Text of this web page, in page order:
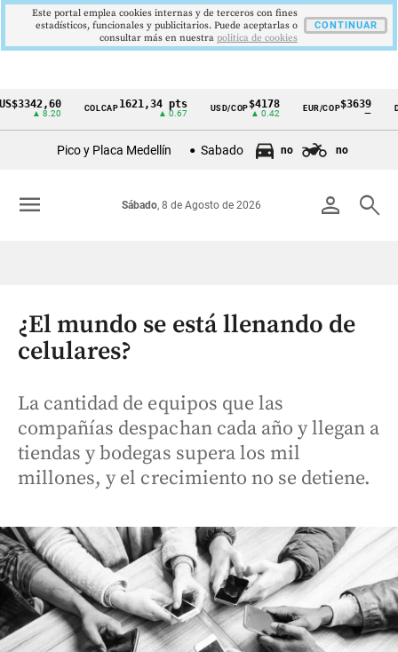
Cintillo
Colombia
COLCAP1621,34 pts USD/COP$4178
▲ 0.42
EUR/COP$3639
—
Pico y Placa Medellín Sabado no no
person search
Sábado, 8 de Agosto de 2026
menu
¿El mundo se está llenando de
celulares?
La cantidad de equipos que las
compañías despachan cada año y llegan a
tiendas y bodegas supera los mil
millones, y el crecimiento no se detiene.
Este portal emplea cookies internas y de terceros con fines
estadísticos, funcionales y publicitarios. Puede aceptarlas o
consultar más en nuestra politica de cookies
CONTINUAR